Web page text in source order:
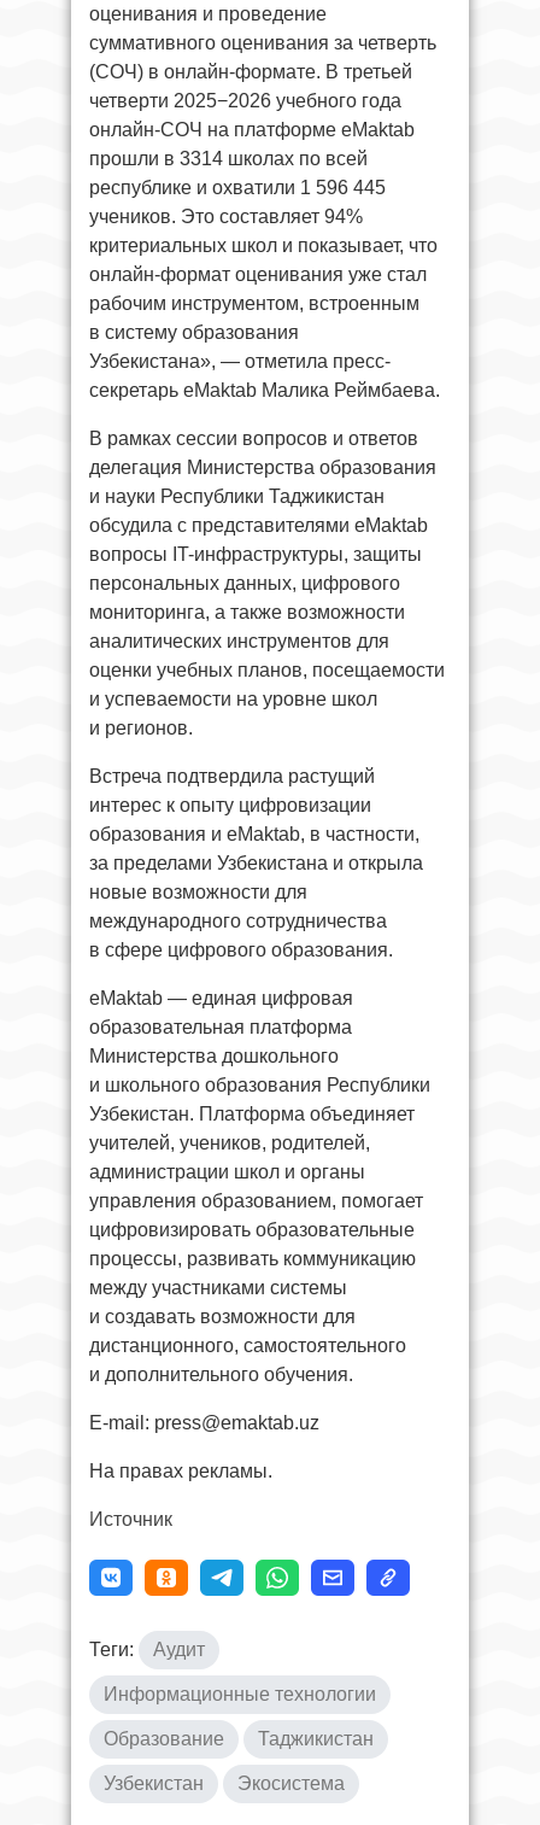
оценивания и проведение
суммативного оценивания за четверть
(СОЧ) в онлайн-формате. В третьей
четверти 2025−2026 учебного года
онлайн-СОЧ на платформе eMaktab
прошли в 3314 школах по всей
республике и охватили 1 596 445
учеников. Это составляет 94%
критериальных школ и показывает, что
онлайн-формат оценивания уже стал
рабочим инструментом, встроенным
в систему образования
Узбекистана», — отметила пресс-
секретарь eMaktab Малика Реймбаева.
В рамках сессии вопросов и ответов
делегация Министерства образования
и науки Республики Таджикистан
обсудила с представителями eMaktab
вопросы IT-инфраструктуры, защиты
персональных данных, цифрового
мониторинга, а также возможности
аналитических инструментов для
оценки учебных планов, посещаемости
и успеваемости на уровне школ
и регионов.
Встреча подтвердила растущий
интерес к опыту цифровизации
образования и eMaktab, в частности,
за пределами Узбекистана и открыла
новые возможности для
международного сотрудничества
в сфере цифрового образования.
eMaktab — единая цифровая
образовательная платформа
Министерства дошкольного
и школьного образования Республики
Узбекистан. Платформа объединяет
учителей, учеников, родителей,
администрации школ и органы
управления образованием, помогает
цифровизировать образовательные
процессы, развивать коммуникацию
между участниками системы
и создавать возможности для
дистанционного, самостоятельного
и дополнительного обучения.
E-mail: press@emaktab.uz
На правах рекламы.
Источник
Теги: Аудит
Информационные технологии
Образование Таджикистан
Узбекистан Экосистема